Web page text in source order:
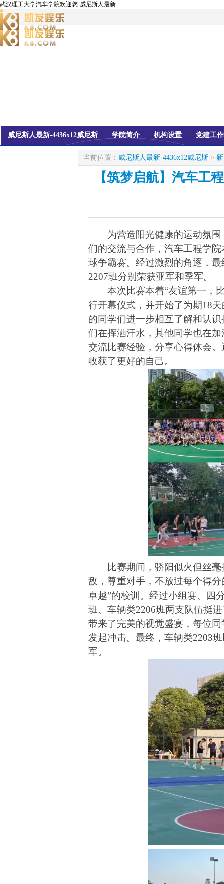
武汉理工大学汽车学院欢迎您-威尼斯人最新
威尼斯人最新-4436x12威尼斯 学院简介 机构设置 党建工作
当前位置： 威尼斯人最新-4436x12威尼斯 >
【筑梦启航】汽车工
为营造阳光健康的运动氛
们的交流与合作，汽车工程学院
球争霸赛。经过激烈的角逐，
2207班分别荣获亚军和季军。
本次比赛本着“友谊第一，
行开幕仪式，并开始了为期18
的同学们进一步相互了解和认
们在挥洒汗水，其他同学也在
交流比赛经验，分享心得体会
收获了更好的自己。
比赛期间，骄阳似火但丝
敌，尊重对手，不放过每个得
卓越”的校训。经过小组赛、四
班、车辆类2206班两支队伍挺
带来了完美的视觉盛宴，每位
发起冲击。最终，车辆类2203
军。